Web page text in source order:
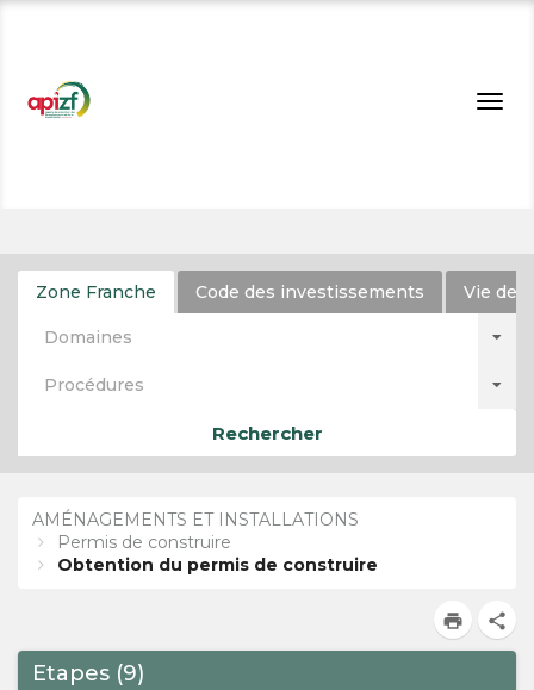
Zone Franche Code des investissements Vie de
Domaines
Procédures
Rechercher
AMÉNAGEMENTS ET INSTALLATIONS
Permis de construire
Obtention du permis de construire
print share
Etapes (9)